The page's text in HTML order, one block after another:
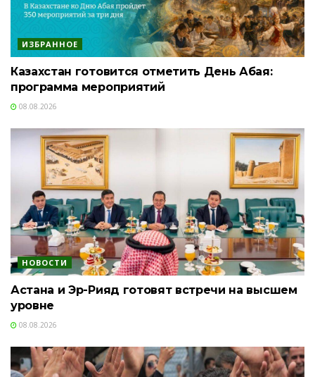
ИЗБРАННОЕ
Казахстан готовится отметить День Абая:
программа мероприятий
08.08.2026
НОВОСТИ
Астана и Эр-Рияд готовят встречи на высшем
уровне
08.08.2026